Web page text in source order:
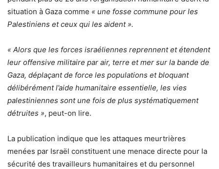
situation à Gaza comme « une fosse commune pour les
Palestiniens et ceux qui les aident ».
« Alors que les forces israéliennes reprennent et étendent
leur offensive militaire par air, terre et mer sur la bande de
Gaza, déplaçant de force les populations et bloquant
délibérément l’aide humanitaire essentielle, les vies
palestiniennes sont une fois de plus systématiquement
détruites », peut-on lire.
La publication indique que les attaques meurtrières
menées par Israël constituent une menace directe pour la
sécurité des travailleurs humanitaires et du personnel